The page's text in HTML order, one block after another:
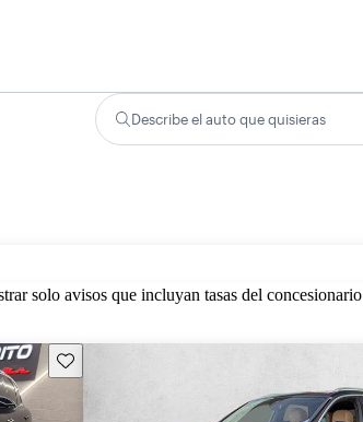
Describe el auto que quisieras
solo avisos que incluyan tasas del concesionario
Guarda este Aviso